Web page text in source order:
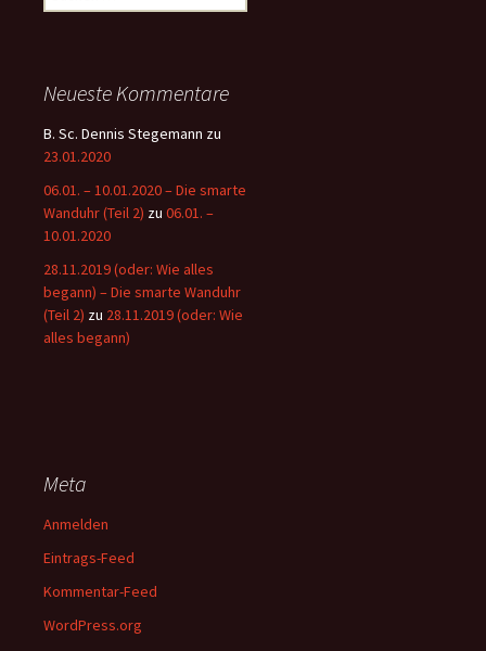
nach:
Neueste Kommentare
B. Sc. Dennis Stegemann zu
23.01.2020
06.01. – 10.01.2020 – Die smarte
Wanduhr (Teil 2) zu 06.01. –
10.01.2020
28.11.2019 (oder: Wie alles
begann) – Die smarte Wanduhr
(Teil 2) zu 28.11.2019 (oder: Wie
alles begann)
Meta
Anmelden
Eintrags-Feed
Kommentar-Feed
WordPress.org